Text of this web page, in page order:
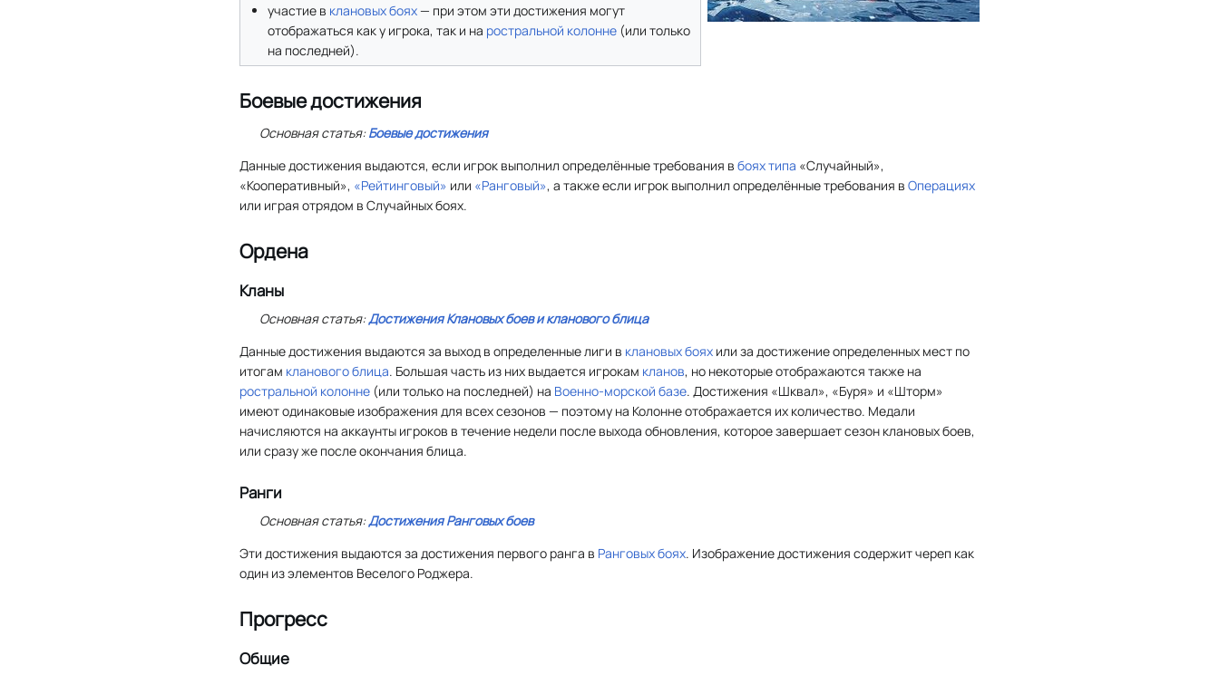
участие в клановых боях— при этом эти достижения могут
отображаться как у игрока, так и на ростральной колонне (или только
на последней).
Боевые достижения
Основная статья:Боевые достижения
Данные достижения выдаются, если игрок выполнил определённые требования в боях типа «Случайный»,
«Кооперативный», «Рейтинговый» или «Ранговый», а также если игрок выполнил определённые требования в Операциях
или играя отрядом в Случайных боях.
Ордена
Кланы
Основная статья:Достижения Клановых боев и кланового блица
Данные достижения выдаются за выход в определенные лиги в клановых боях или за достижение определенных мест по
итогам кланового блица. Большая часть из них выдается игрокам кланов, но некоторые отображаются также на
ростральной колонне (или только на последней) на Военно-морской базе. Достижения «Шквал», «Буря» и «Шторм»
имеют одинаковые изображения для всех сезонов — поэтому на Колонне отображается их количество. Медали
начисляются на аккаунты игроков в течение недели после выхода обновления, которое завершает сезон клановых боев,
или сразу же после окончания блица.
Ранги
Основная статья:Достижения Ранговых боев
Эти достижения выдаются за достижения первого ранга в Ранговых боях. Изображение достижения содержит череп как
один из элементов Веселого Роджера.
Прогресс
Общие